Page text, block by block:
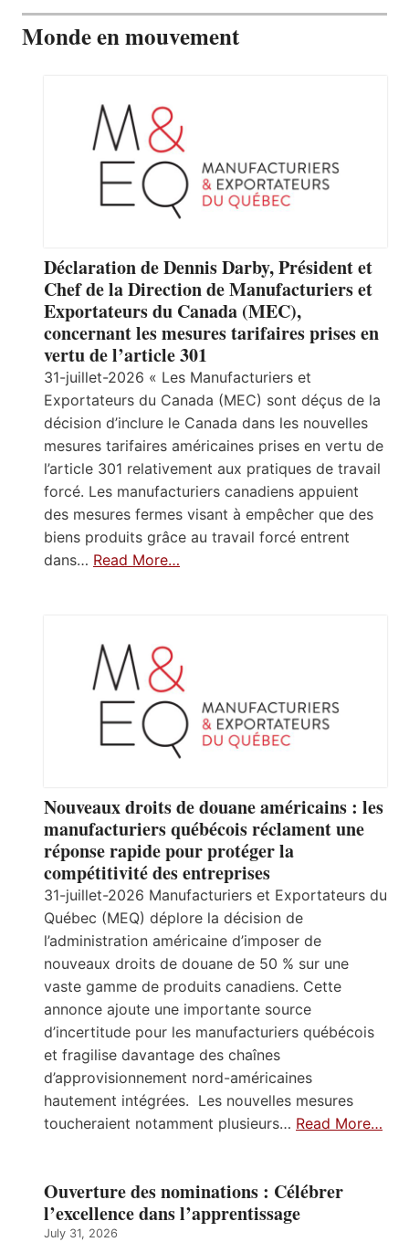
Monde en mouvement
Déclaration de Dennis Darby, Président et
Chef de la Direction de Manufacturiers et
Exportateurs du Canada (MEC),
concernant les mesures tarifaires prises en
vertu de l’article 301
31-juillet-2026 « Les Manufacturiers et
Exportateurs du Canada (MEC) sont déçus de la
décision d’inclure le Canada dans les nouvelles
mesures tarifaires américaines prises en vertu de
l’article 301 relativement aux pratiques de travail
forcé. Les manufacturiers canadiens appuient
des mesures fermes visant à empêcher que des
biens produits grâce au travail forcé entrent
dans… Read More…
Nouveaux droits de douane américains : les
manufacturiers québécois réclament une
réponse rapide pour protéger la
compétitivité des entreprises
31-juillet-2026 Manufacturiers et Exportateurs du
Québec (MEQ) déplore la décision de
l’administration américaine d’imposer de
nouveaux droits de douane de 50 % sur une
vaste gamme de produits canadiens. Cette
annonce ajoute une importante source
d’incertitude pour les manufacturiers québécois
et fragilise davantage des chaînes
d’approvisionnement nord-américaines
hautement intégrées. Les nouvelles mesures
toucheraient notamment plusieurs… Read More…
Ouverture des nominations : Célébrer
l’excellence dans l’apprentissage
July 31, 2026